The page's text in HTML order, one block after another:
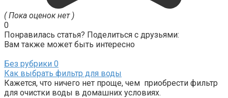
( Пока оценок нет )
0
Понравилась статья? Поделиться с друзьями:
Вам также может быть интересно
Без рубрики 0
Как выбрать фильтр для воды
Кажется, что ничего нет проще, чем приобрести фильтр
для очистки воды в домашних условиях.